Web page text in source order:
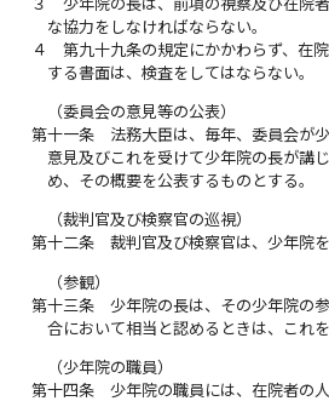
な協力をしなければならない。
４
第九十九条の規定にかかわらず、在
する書面は、検査をしてはならない。
（委員会の意見等の公表）
第十一条
法務大臣は、毎年、委員会が
意見及びこれを受けて少年院の長が講
め、その概要を公表するものとする。
（裁判官及び検察官の巡視）
第十二条
裁判官及び検察官は、少年院
（参観）
第十三条
少年院の長は、その少年院の
合において相当と認めるときは、これ
（少年院の職員）
第十四条
少年院の職員には、在院者の